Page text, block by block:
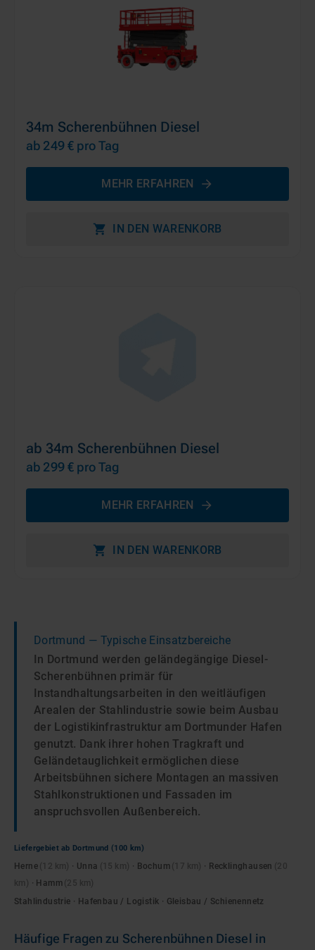
34m Scherenbühnen Diesel
ab 249 € pro Tag
MEHR ERFAHREN
IN DEN WARENKORB
ab 34m Scherenbühnen Diesel
ab 299 € pro Tag
MEHR ERFAHREN
IN DEN WARENKORB
Dortmund — Typische Einsatzbereiche
In Dortmund werden geländegängige Diesel-
Scherenbühnen primär für
Instandhaltungsarbeiten in den weitläufigen
Arealen der Stahlindustrie sowie beim Ausbau
der Logistikinfrastruktur am Dortmunder Hafen
genutzt. Dank ihrer hohen Tragkraft und
Geländetauglichkeit ermöglichen diese
Arbeitsbühnen sichere Montagen an massiven
Stahlkonstruktionen und Fassaden im
anspruchsvollen Außenbereich.
Liefergebiet ab Dortmund (100 km)
Herne · Unna · Bochum · Recklinghausen
· Hamm
Stahlindustrie · Hafenbau / Logistik · Gleisbau / Schienennetz
Häufige Fragen zu Scherenbühnen Diesel in